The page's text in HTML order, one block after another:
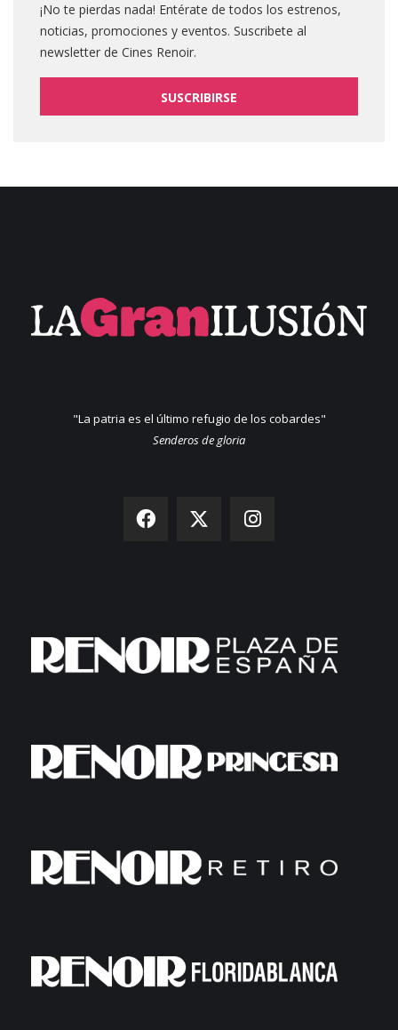
¡No te pierdas nada! Entérate de todos los estrenos,
noticias, promociones y eventos. Suscribete al
newsletter de Cines Renoir.
SUSCRIBIRSE
"La patria es el último refugio de los cobardes"
Senderos de gloria